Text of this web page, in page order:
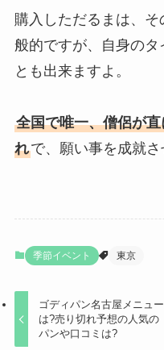
購入しただるまは、
般的ですが、自身のタ
とも出来ますよ。
全国で唯一、僧侶が
れで、願い事を成就さ
季節イベント 東京
ゴディパン名古屋メニュー
は?売り切れ予想の人気の
パンや口コミは?